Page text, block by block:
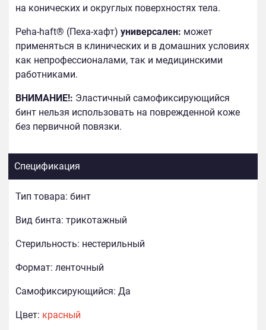
на конических и округлых поверхностях тела.
Peha-haft® (Пеха-хафт) универсален: может
применяться в клинических и в домашних условиях
как непрофессионалами, так и медицинскими
работниками.
ВНИМАНИЕ!: Эластичный самофиксирующийся
бинт нельзя использовать на поврежденной коже
без первичной повязки.
Спецификация
Тип товара: бинт
Вид бинта: трикотажный
Стерильность: нестерильный
Формат: ленточный
Самофиксирующийся: Да
Цвет: красный